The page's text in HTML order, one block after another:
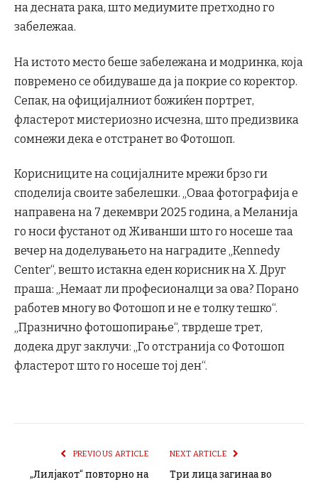
на десната рака, што медиумите претходно го
забележаа.
На истото место беше забележана и модринка, која
повремено се обидуваше да ја покрие со коректор.
Сепак, на официјалниот божиќен портрет,
фластерот мистериозно исчезна, што предизвика
сомнежи дека е отстранет во Фотошоп.
Корисниците на социјалните мрежи брзо ги
споделија своите забелешки. „Оваа фотографија е
направена на 7 декември 2025 година, а Меланија
го носи фустанот од Живанши што го носеше таа
вечер на доделувањето на наградите „Kennedy
Center“, вешто истакна еден корисник на X. Друг
праша: „Немаат ли професионалци за ова? Порано
работев многу во Фотошоп и не е толку тешко“.
„Празнично фотошопирање“, тврдеше трет,
додека друг заклучи: „Го отстранија со Фотошоп
фластерот што го носеше тој ден“.
PREVIOUS ARTICLE
„Лилјакот“ повторно на
NEXT ARTICLE
Три лица загинаа во